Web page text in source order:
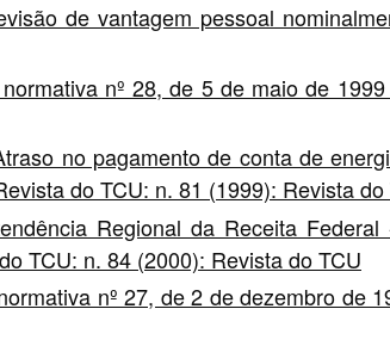
de vantagem pessoal
nº 28, de 5 de maio de 1999
no pagamento de conta de
do TCU: n. 81 (1999): Revista do
Regional da Receita
TCU: n. 84 (2000): Revista do TCU
nº 27, de 2 de dezembro de